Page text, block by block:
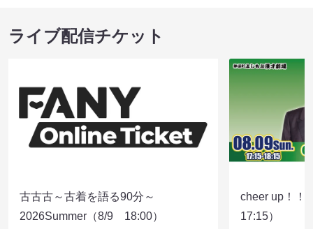
ライブ配信チケット
古古古～古着を語る90分～
2026Summer（8/9 18:00）
cheer up！
17:15）